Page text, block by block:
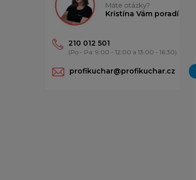
Máte otázky?
Kristína Vám poradí
210 012 501
(Po - Pá: 9:00 - 12:00 a 13:00 - 16:30)
profikuchar@profikuchar.cz